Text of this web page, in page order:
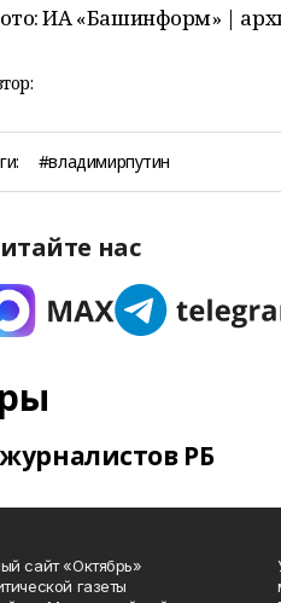
ИА «Башинформ» |
#владимирпутин
нас
РБ
сайт «Октябрь»
газеты